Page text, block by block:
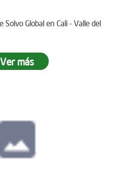
Global en Cali - Valle del
Ver más